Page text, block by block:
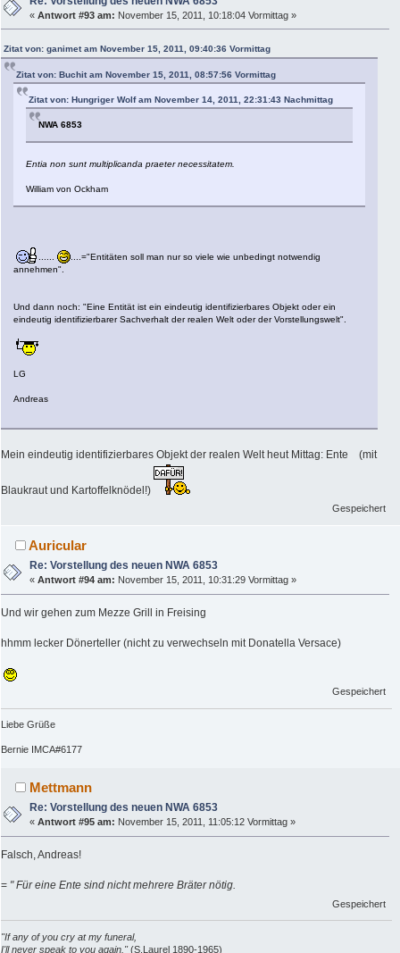
«Antwort #93 am: November 15, 2011, 10:18:04 Vormittag »
Zitat von: ganimet am November 15, 2011, 09:40:36 Vormittag
Zitat von: Buchit am November 15, 2011, 08:57:56 Vormittag
Zitat von: Hungriger Wolf am November 14, 2011, 22:31:43 Nachmittag
NWA 6853
Entia non sunt multiplicanda praeter necessitatem.
William von Ockham
....="Entitäten soll man nur so viele wie unbedingt notwendig
annehmen".
Und dann noch: "Eine Entität ist ein eindeutig identifizierbares Objekt oder ein
eindeutig identifizierbarer Sachverhalt der realen Welt oder der Vorstellungswelt".
LG
Andreas
Mein eindeutig identifizierbares Objekt der realen Welt heut Mittag: Ente (mit
Blaukraut und Kartoffelknödel!)
Gespeichert
Auricular
Re: Vorstellung des neuen NWA 6853
«Antwort #94 am: November 15, 2011, 10:31:29 Vormittag »
Und wir gehen zum Mezze Grill in Freising
hhmm lecker Dönerteller (nicht zu verwechseln mit Donatella Versace)
Gespeichert
Liebe Grüße
Bernie IMCA#6177
Mettmann
Re: Vorstellung des neuen NWA 6853
«Antwort #95 am: November 15, 2011, 11:05:12 Vormittag »
Falsch, Andreas!
= " Für eine Ente sind nicht mehrere Bräter nötig.
Gespeichert
"If any of you cry at my funeral,
I'll never speak to you again."(S.Laurel 1890-1965)